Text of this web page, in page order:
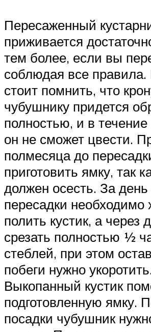
Пересаженный
приживается
тем более, если вы
соблюдая все
стоит помнить, что
чубушнику придется
полностью, и в течение
он не сможет цвести.
полмесяца до
приготовить ямку, так
должен осесть. За
пересадки необходимо
полить кустик, а через
срезать полностью ½
стеблей, при этом
побеги нужно
Выкопанный кустик
подготовленную ямку.
посадки чубушник